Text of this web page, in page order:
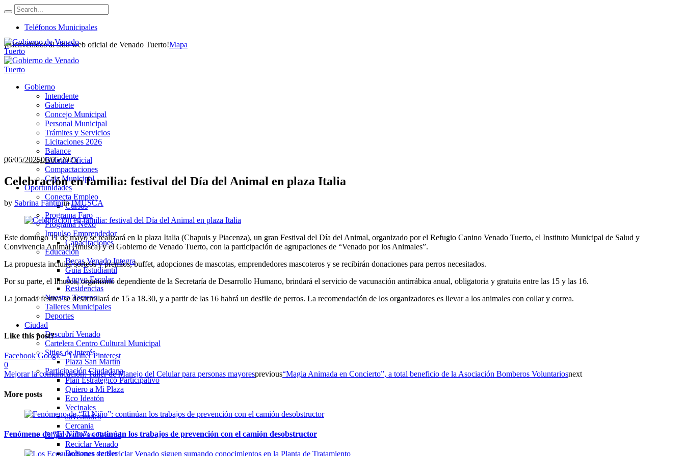
Teléfonos Municipales
¡Bienvenidos al sitio web oficial de Venado Tuerto!Mapa
Gobierno
Intendente
Gabinete
Concejo Municipal
Personal Municipal
Trámites y Servicios
Licitaciones 2026
Balance
Boletín Oficial
Compactaciones
Caja Municipal
Oportunidades
Conecta Empleo
Cursos
Programa Faro
Programa Nexo
Impulso Emprendedor
Capacitaciones
Educación
Becas Venado Integra
Guía Estudiantil
Apoyo Escolar
Residencias
Nuestro Terreno
Talleres Municipales
Deportes
Ciudad
Descubrí Venado
Cartelera Centro Cultural Municipal
Sitios de interés
Plaza San Martín
Participación Ciudadana
Plan Estratégico Participativo
Quiero a Mi Plaza
Eco Ideatón
Vecinales
Juventudes
Cercania
Objetivo Cierre Basural
Reciclar Venado
Bolsones verdes
06/05/202506/05/2025
Celebración en familia: festival del Día del Animal en plaza Italia
by Sabrina FantiniinIMUSCA
Este domingo 11 de mayo se realizará en la plaza Italia (Chapuis y Piacenza), un gran Festival del Día del Animal, organizado por el Refugio Canino Venado Tuerto, el Instituto Municipal de Salud y
Convivencia Animal (Imusca) y el Gobierno de Venado Tuerto, con la participación de agrupaciones de “Venado por los Animales”.
La propuesta incluirá sorteos y premios, buffet, adopciones de mascotas, emprendedores mascoteros y se recibirán donaciones para perros necesitados.
Por su parte, el Imusca, organismo dependiente de la Secretaría de Desarrollo Humano, brindará el servicio de vacunación antirrábica anual, obligatoria y gratuita entre las 15 y las 16.
La jornada festiva se desarrollará de 15 a 18.30, y a partir de las 16 habrá un desfile de perros. La recomendación de los organizadores es llevar a los animales con collar y correa.
Like this post?
Facebook Google+ Twitter Pinterest
0
Mejorar la comunicación: Taller de Manejo del Celular para personas mayoresprevious“Magia Animada en Concierto”, a total beneficio de la Asociación Bomberos Voluntariosnext
More posts
Fenómeno de “El Niño”: continúan los trabajos de prevención con el camión desobstructor